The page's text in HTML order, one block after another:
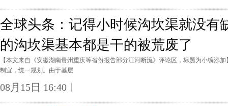
全球头条：记得小时候沟坎渠就没有
的沟坎渠基本都是干的被荒废了
【本文来自《安徽湖南贵州重庆等省份报告部分江河断流》评论区，标题为小编添
制宜，统一规划。由于基层
08月15日 16:40